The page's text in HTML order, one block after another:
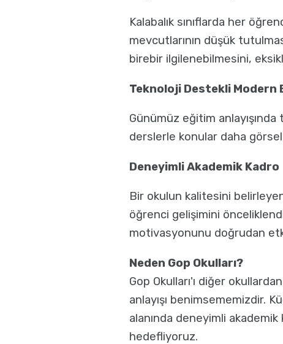
Kalabalık sınıflarda her
mevcutlarının düşük
birebir ilgilenebilmesini,
Teknoloji Destekli Modern
Günümüz eğitim
derslerle konular daha
Deneyimli Akademik Kadro
Bir okulun kalitesini
öğrenci gelişimini
motivasyonunu doğrudan
Neden Gop Okulları?
Gop Okulları'ı diğer
anlayışı benimsememizdir.
alanında deneyimli
hedefliyoruz.